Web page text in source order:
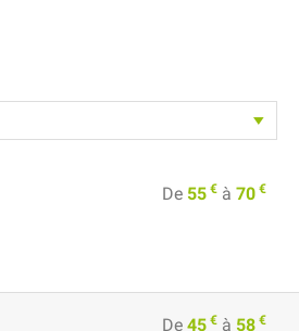
De 55 € à 70 €
De 45 € à 58 €